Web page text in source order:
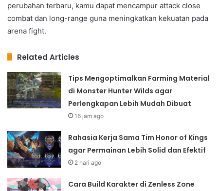
perubahan terbaru, kamu dapat mencampur attack close
combat dan long-range guna meningkatkan kekuatan pada
arena fight.
Related Articles
Tips Mengoptimalkan Farming Material
di Monster Hunter Wilds agar
Perlengkapan Lebih Mudah Dibuat
16 jam ago
Rahasia Kerja Sama Tim Honor of Kings
agar Permainan Lebih Solid dan Efektif
2 hari ago
Cara Build Karakter di Zenless Zone